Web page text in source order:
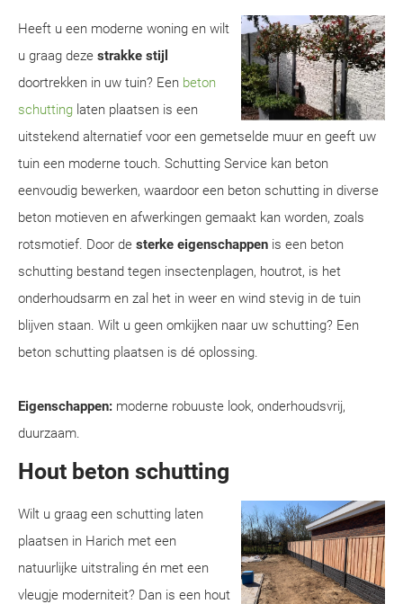
Heeft u een moderne woning en wilt
u graag deze strakke stijl
doortrekken in uw tuin? Een beton
schutting laten plaatsen is een
uitstekend alternatief voor een gemetselde muur en geeft uw
tuin een moderne touch. Schutting Service kan beton
eenvoudig bewerken, waardoor een beton schutting in diverse
beton motieven en afwerkingen gemaakt kan worden, zoals
rotsmotief. Door de sterke eigenschappen is een beton
schutting bestand tegen insectenplagen, houtrot, is het
onderhoudsarm en zal het in weer en wind stevig in de tuin
blijven staan. Wilt u geen omkijken naar uw schutting? Een
beton schutting plaatsen is dé oplossing.
Eigenschappen: moderne robuuste look, onderhoudsvrij,
duurzaam.
Hout beton schutting
Wilt u graag een schutting laten
plaatsen in Harich met een
natuurlijke uitstraling én met een
vleugje moderniteit? Dan is een hout